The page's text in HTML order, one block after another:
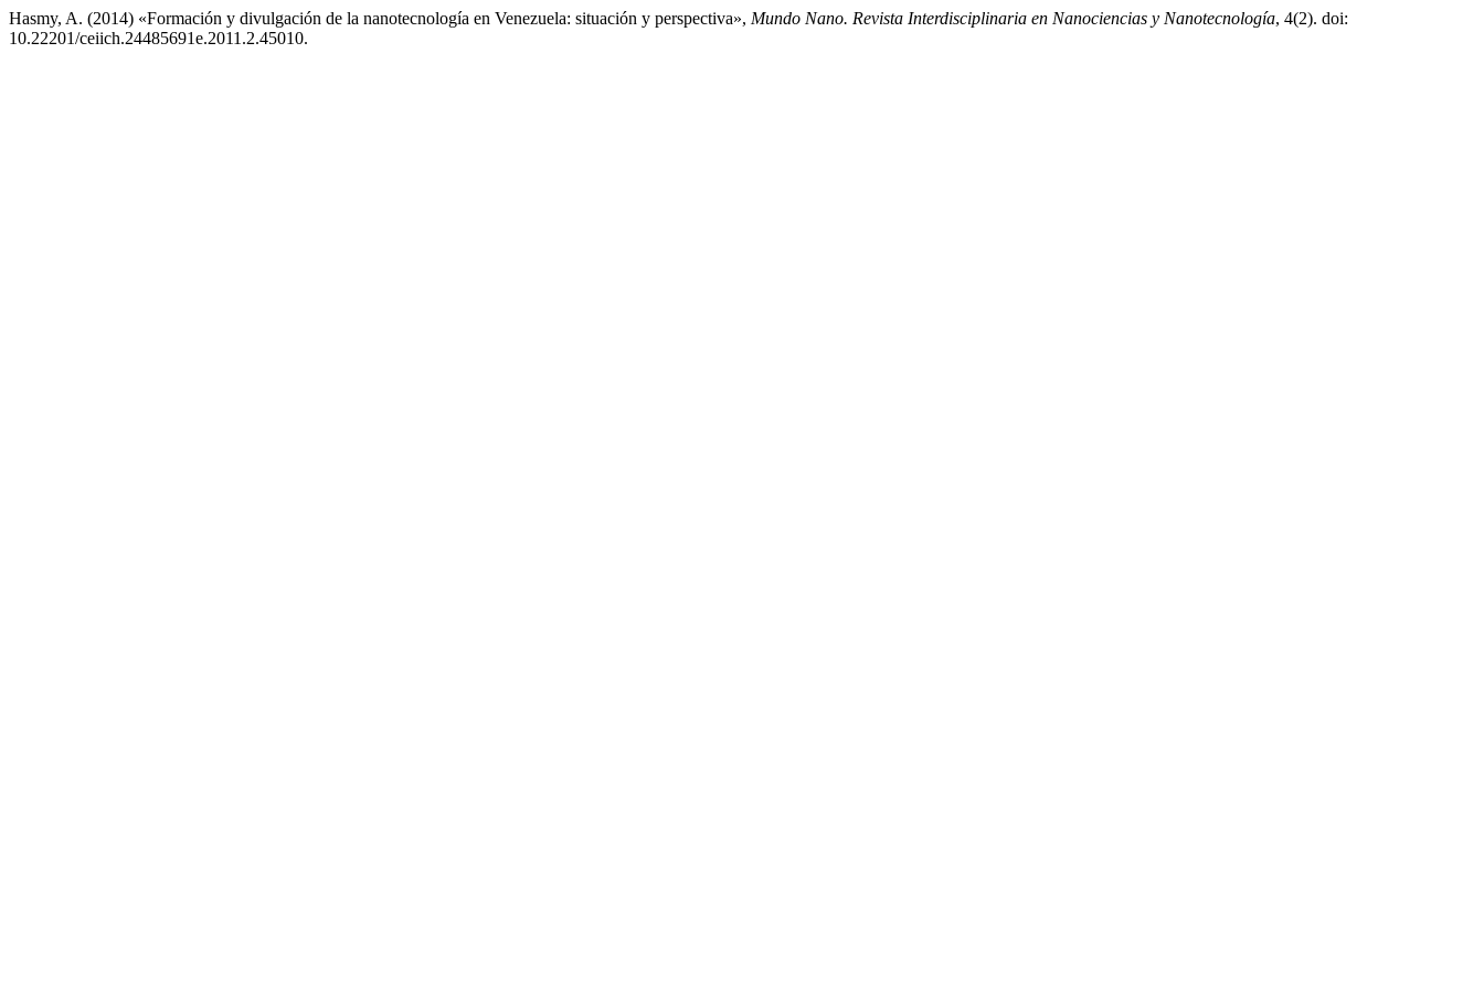
Hasmy, A. (2014) «Formación y divulgación de la nanotecnología en Venezuela: situación y perspectiva», Mundo Nano. Revista Interdisciplinaria en Nanociencias y Nanotecnología, 4(2). doi:
10.22201/ceiich.24485691e.2011.2.45010.